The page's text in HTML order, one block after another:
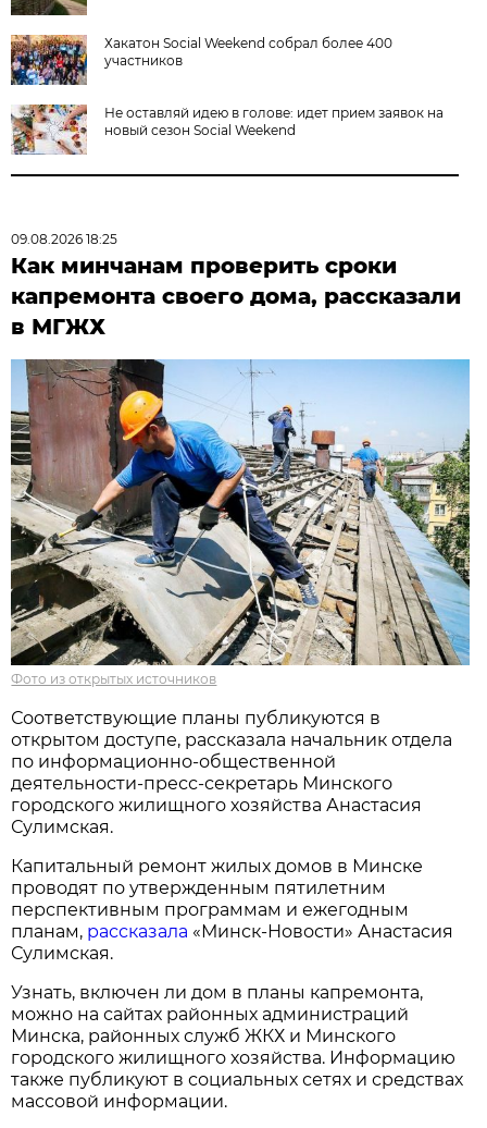
Хакатон Social Weekend собрал более 400
участников
Не оставляй идею в голове: идет прием заявок на
новый сезон Social Weekend
09.08.2026 18:25
Как минчанам проверить сроки
капремонта своего дома, рассказали
в МГЖХ
Фото из открытых источников
Соответствующие планы публикуются в
открытом доступе, рассказала начальник отдела
по информационно-общественной
деятельности-пресс-секретарь Минского
городского жилищного хозяйства Анастасия
Сулимская.
Капитальный ремонт жилых домов в Минске
проводят по утвержденным пятилетним
перспективным программам и ежегодным
планам, рассказала «Минск-Новости» Анастасия
Сулимская.
Узнать, включен ли дом в планы капремонта,
можно на сайтах районных администраций
Минска, районных служб ЖКХ и Минского
городского жилищного хозяйства. Информацию
также публикуют в социальных сетях и средствах
массовой информации.